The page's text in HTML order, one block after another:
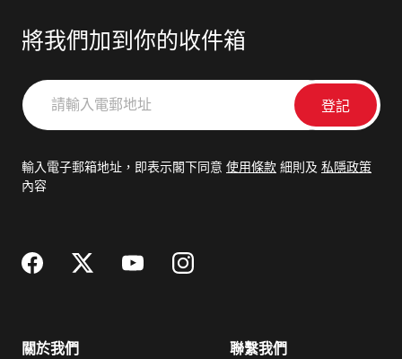
將我們加到你的收件箱
請
輸
郵
輸入電子郵箱地址，即表示閣下同意 使用條款 細則及 私隱政策
內容
關於我們 聯繫我們